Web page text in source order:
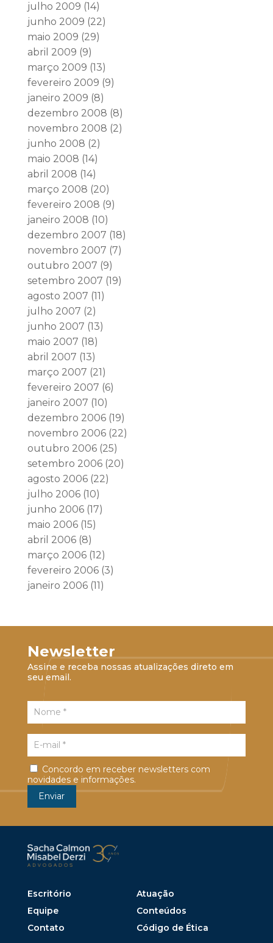
julho 2009 (14)
junho 2009 (22)
maio 2009 (29)
abril 2009 (9)
março 2009 (13)
fevereiro 2009 (9)
janeiro 2009 (8)
dezembro 2008 (8)
novembro 2008 (2)
junho 2008 (2)
maio 2008 (14)
abril 2008 (14)
março 2008 (20)
fevereiro 2008 (9)
janeiro 2008 (10)
dezembro 2007 (18)
novembro 2007 (7)
outubro 2007 (9)
setembro 2007 (19)
agosto 2007 (11)
julho 2007 (2)
junho 2007 (13)
maio 2007 (18)
abril 2007 (13)
março 2007 (21)
fevereiro 2007 (6)
janeiro 2007 (10)
dezembro 2006(19)
novembro 2006(22)
outubro 2006(25)
setembro 2006(20)
agosto 2006(22)
julho 2006(10)
junho 2006(17)
maio 2006(15)
abril 2006(8)
março 2006(12)
fevereiro 2006(3)
janeiro 2006(11)
Newsletter
Assine e receba nossas atualizações direto em
seu email.
Concordo em receber newsletters com
novidades e informações.
Escritório
Atuação
Equipe
Conteúdos
Contato
Código de Ética